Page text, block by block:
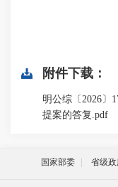
附件下载：
明公综〔2026〕
提案的答复.pdf
国家部委 省级